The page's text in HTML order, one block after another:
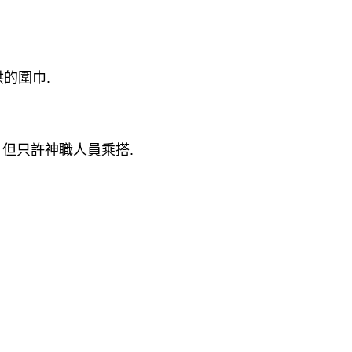
圍巾.
但只許神職人員乘搭.